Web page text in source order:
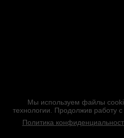
Мы используем файлы
технологии. Продолжив работу
Политика